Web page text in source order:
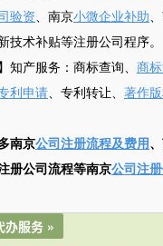
验资、南京小微企业补助
技术补贴等注册公司程序。
知产服务：商标查询、 商
利申请、专利转让、 著作
南京公司注册流程及费用
册公司流程等南京公司注
办服务 »